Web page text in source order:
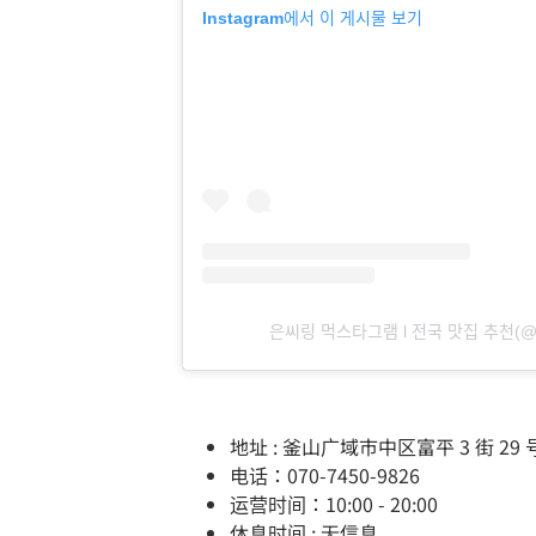
Instagram에서 이 게시물 보기
은씨링 먹스타그램 l 전국 맛집 추천
地址 : 釜山广域市中区富平 3 街 29
电话：070-7450-9826
运营时间：10:00 - 20:00